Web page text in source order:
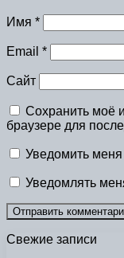
Имя *
Email *
Сайт
Сохранить моё
браузере для
Уведомить
Уведомлять
Свежие записи